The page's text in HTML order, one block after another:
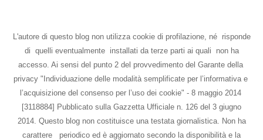
L'autore di questo blog non utilizza cookie di profilazione, né risponde
di quelli eventualmente installati da terze parti ai quali non ha
accesso. Ai sensi del punto 2 del provvedimento del Garante della
privacy "Individuazione delle modalità semplificate per l’informativa e
l’acquisizione del consenso per l’uso dei cookie" - 8 maggio 2014
[3118884] Pubblicato sulla Gazzetta Ufficiale n. 126 del 3 giugno
2014. Questo blog non costituisce una testata giornalistica. Non ha
carattere periodico ed è aggiornato secondo la disponibilità e la